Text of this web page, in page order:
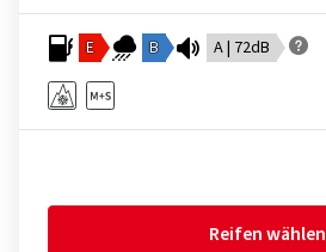
E B A | 72dB
Reifen wählen